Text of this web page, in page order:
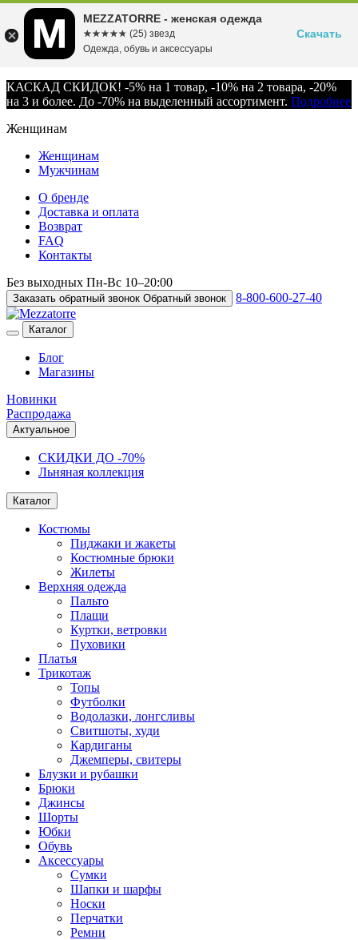
КАСКАД СКИДОК! -5% на 1 товар, -10% на 2 товара, -20%
на 3 и более. До -70% на выделенный ассортимент. Подробнее
Женщинам
Женщинам
Мужчинам
О бренде
Доставка и оплата
Возврат
FAQ
Контакты
Без выходных Пн-Вс 10–20:00
Заказать обратный звонок Обратный звонок 8-800-600-27-40
Каталог
Блог
Магазины
Новинки
Распродажа
Актуальное
СКИДКИ ДО -70%
Льняная коллекция
Каталог
Костюмы
Пиджаки и жакеты
Костюмные брюки
Жилеты
Верхняя одежда
Пальто
Плащи
Куртки, ветровки
Пуховики
Платья
Трикотаж
Топы
Футболки
Водолазки, лонгсливы
Свитшоты, худи
Кардиганы
Джемперы, свитеры
Блузки и рубашки
Брюки
Джинсы
Шорты
Юбки
Обувь
Аксессуары
Сумки
Шапки и шарфы
Носки
Перчатки
Ремни
MEZZATORRE - женская одежда
☆☆☆☆☆
★★★★★ (25) звезд
Одежда, обувь и аксессуары
Скачать